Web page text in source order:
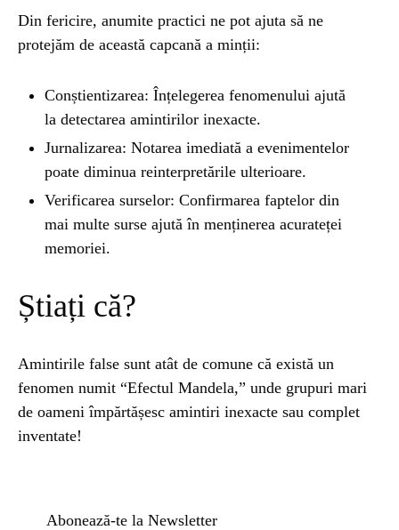
Din fericire, anumite practici ne pot ajuta să ne
protejăm de această capcană a minții:
Conștientizarea: Înțelegerea fenomenului ajută
la detectarea amintirilor inexacte.
Jurnalizarea: Notarea imediată a evenimentelor
poate diminua reinterpretările ulterioare.
Verificarea surselor: Confirmarea faptelor din
mai multe surse ajută în menținerea acurateței
memoriei.
Știați că?
Amintirile false sunt atât de comune că există un
fenomen numit “Efectul Mandela,” unde grupuri mari
de oameni împărtășesc amintiri inexacte sau complet
inventate!
Abonează-te la Newsletter